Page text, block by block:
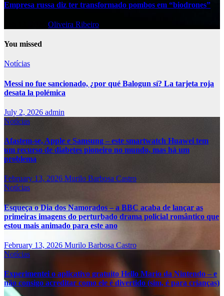
Empresa russa diz ter transformado pombos em “biodrones”
Oliveira Ribeiro
You missed
Notícias
Messi no fue sancionado, ¿por qué Balogun sí? La tarjeta roja
desata la polémica
July 2, 2026 admin
Notícias
Afastem-se, Apple e Samsung – este smartwatch Huawei tem
um recurso de diabetes pioneiro no mundo, mas há um
problema
February 13, 2026 Murilo Barbosa Castro
Notícias
Esqueça o Dia dos Namorados – a BBC acaba de lançar as
primeiras imagens do perturbado drama policial romântico que
estou mais animado para este ano
February 13, 2026 Murilo Barbosa Castro
Notícias
Experimentei o aplicativo gratuito Hello Mario da Nintendo – e
não consigo acreditar como ele é divertido (sim, é para crianças)